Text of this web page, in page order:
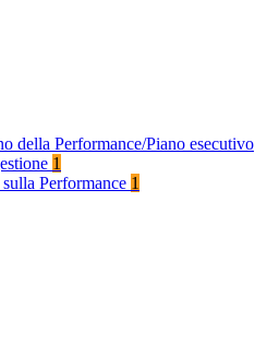
della Performance/Piano esecutivo
1
Performance 1